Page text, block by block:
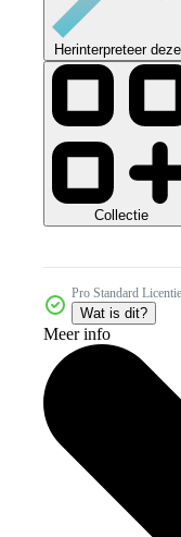
Herinterpreteer
Collectie
Pro Standard Licentie
Wat is dit?
Meer info